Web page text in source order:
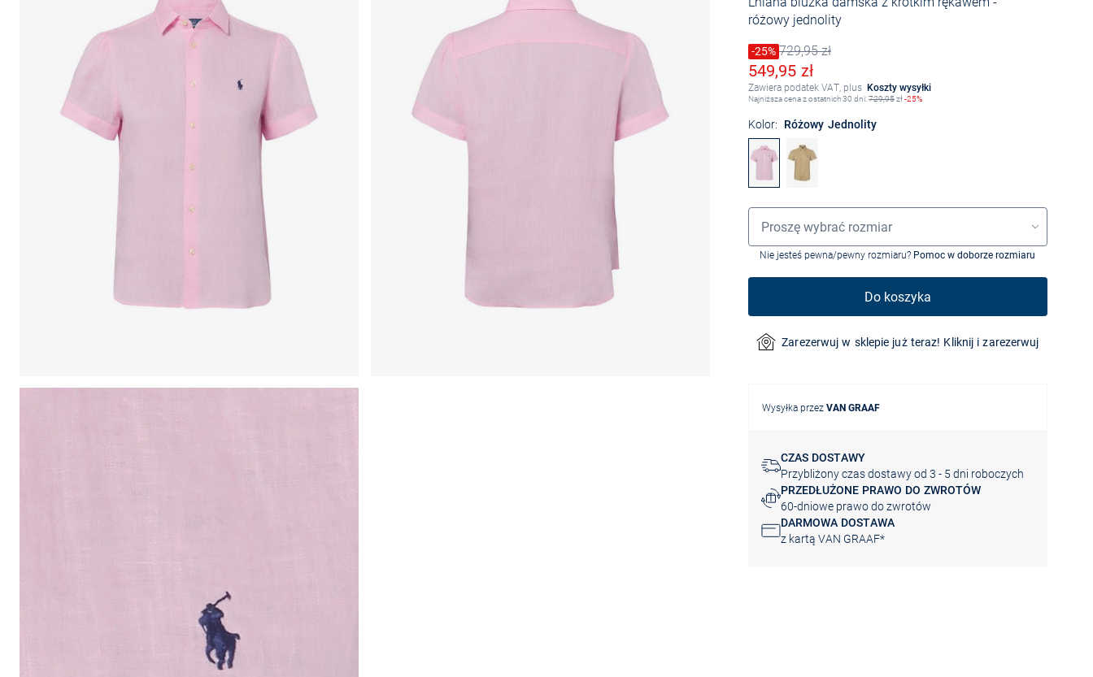
różowy jednolity
Cena obniżona o
-25%
Stara cena729,95 zł
Obniżona cena
549,95 zł
Zawiera podatek VAT, plus Koszty wysyłki
Najniższa cena z ostatnich 30 dni:729,95zł-25%
Kolor: Różowy Jednolity
Wybór rozmiaru
Proszę wybrać rozmiar
Nie jesteś pewna/pewny rozmiaru? Pomoc w doborze rozmiaru
Do koszyka
Zarezerwuj w sklepie już teraz! Kliknij i zarezerwuj
Wysyłka przez VAN GRAAF
CZAS DOSTAWY
Przybliżony czas dostawy od 3 - 5 dni roboczych
PRZEDŁUŻONE PRAWO DO ZWROTÓW
60-dniowe prawo do zwrotów
DARMOWA DOSTAWA
z kartą VAN GRAAF*